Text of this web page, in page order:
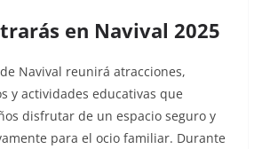
en Navival 2025
Navival reunirá atracciones,
y actividades educativas que
disfrutar de un espacio seguro y
para el ocio familiar. Durante